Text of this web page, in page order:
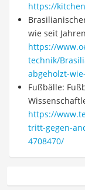
https://
wie seit
https://
technik/
abgeholzt-
Fußbälle:
https://
tritt-gegen-
4708470/